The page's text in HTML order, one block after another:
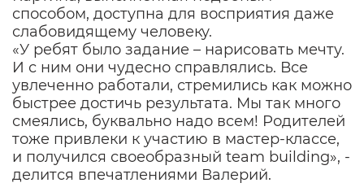
способом, доступна для восприятия даже
слабовидящему человеку.
«У ребят было задание – нарисовать мечту.
И с ним они чудесно справлялись. Все
увлеченно работали, стремились как можно
быстрее достичь результата. Мы так много
смеялись, буквально надо всем! Родителей
тоже привлеки к участию в мастер-классе,
и получился своеобразный team building», -
делится впечатлениями Валерий.